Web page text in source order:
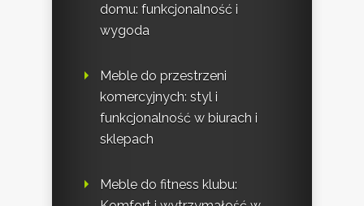
domu: funkcjonalność i
wygoda
Meble do przestrzeni
komercyjnych: styl i
funkcjonalność w biurach i
sklepach
Meble do fitness klubu: